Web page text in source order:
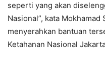
seperti yang akan
Nasional”, kata
menyerahkan bantuan
Ketahanan Nasional